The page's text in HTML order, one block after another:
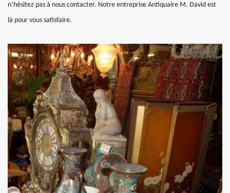
n’hésitez pas à nous contacter. Notre entreprise Antiquaire M. David est
là pour vous satisfaire.